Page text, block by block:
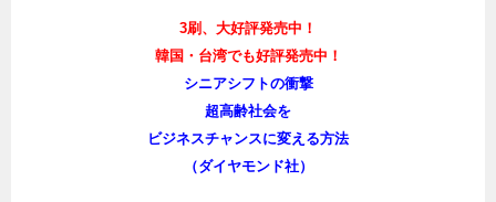
3刷、大好評発売中！
韓国・台湾でも好評発売中！
シニアシフトの衝撃
超高齢社会を
ビジネスチャンスに変える方法
（ダイヤモンド社）